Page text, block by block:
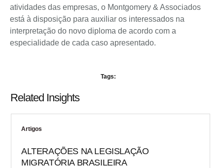
atividades das empresas, o Montgomery & Associados
está à disposição para auxiliar os interessados na
interpretação do novo diploma de acordo com a
especialidade de cada caso apresentado.
Tags:
Related Insights
Artigos
ALTERAÇÕES NA LEGISLAÇÃO
MIGRATÓRIA BRASILEIRA